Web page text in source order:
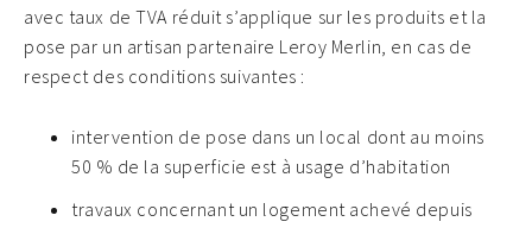
avec taux de TVA réduit s’applique sur les produits et la
pose par un artisan partenaire Leroy Merlin, en cas de
respect des conditions suivantes :
intervention de pose dans un local dont au moins
50 % de la superficie est à usage d’habitation
travaux concernant un logement achevé depuis